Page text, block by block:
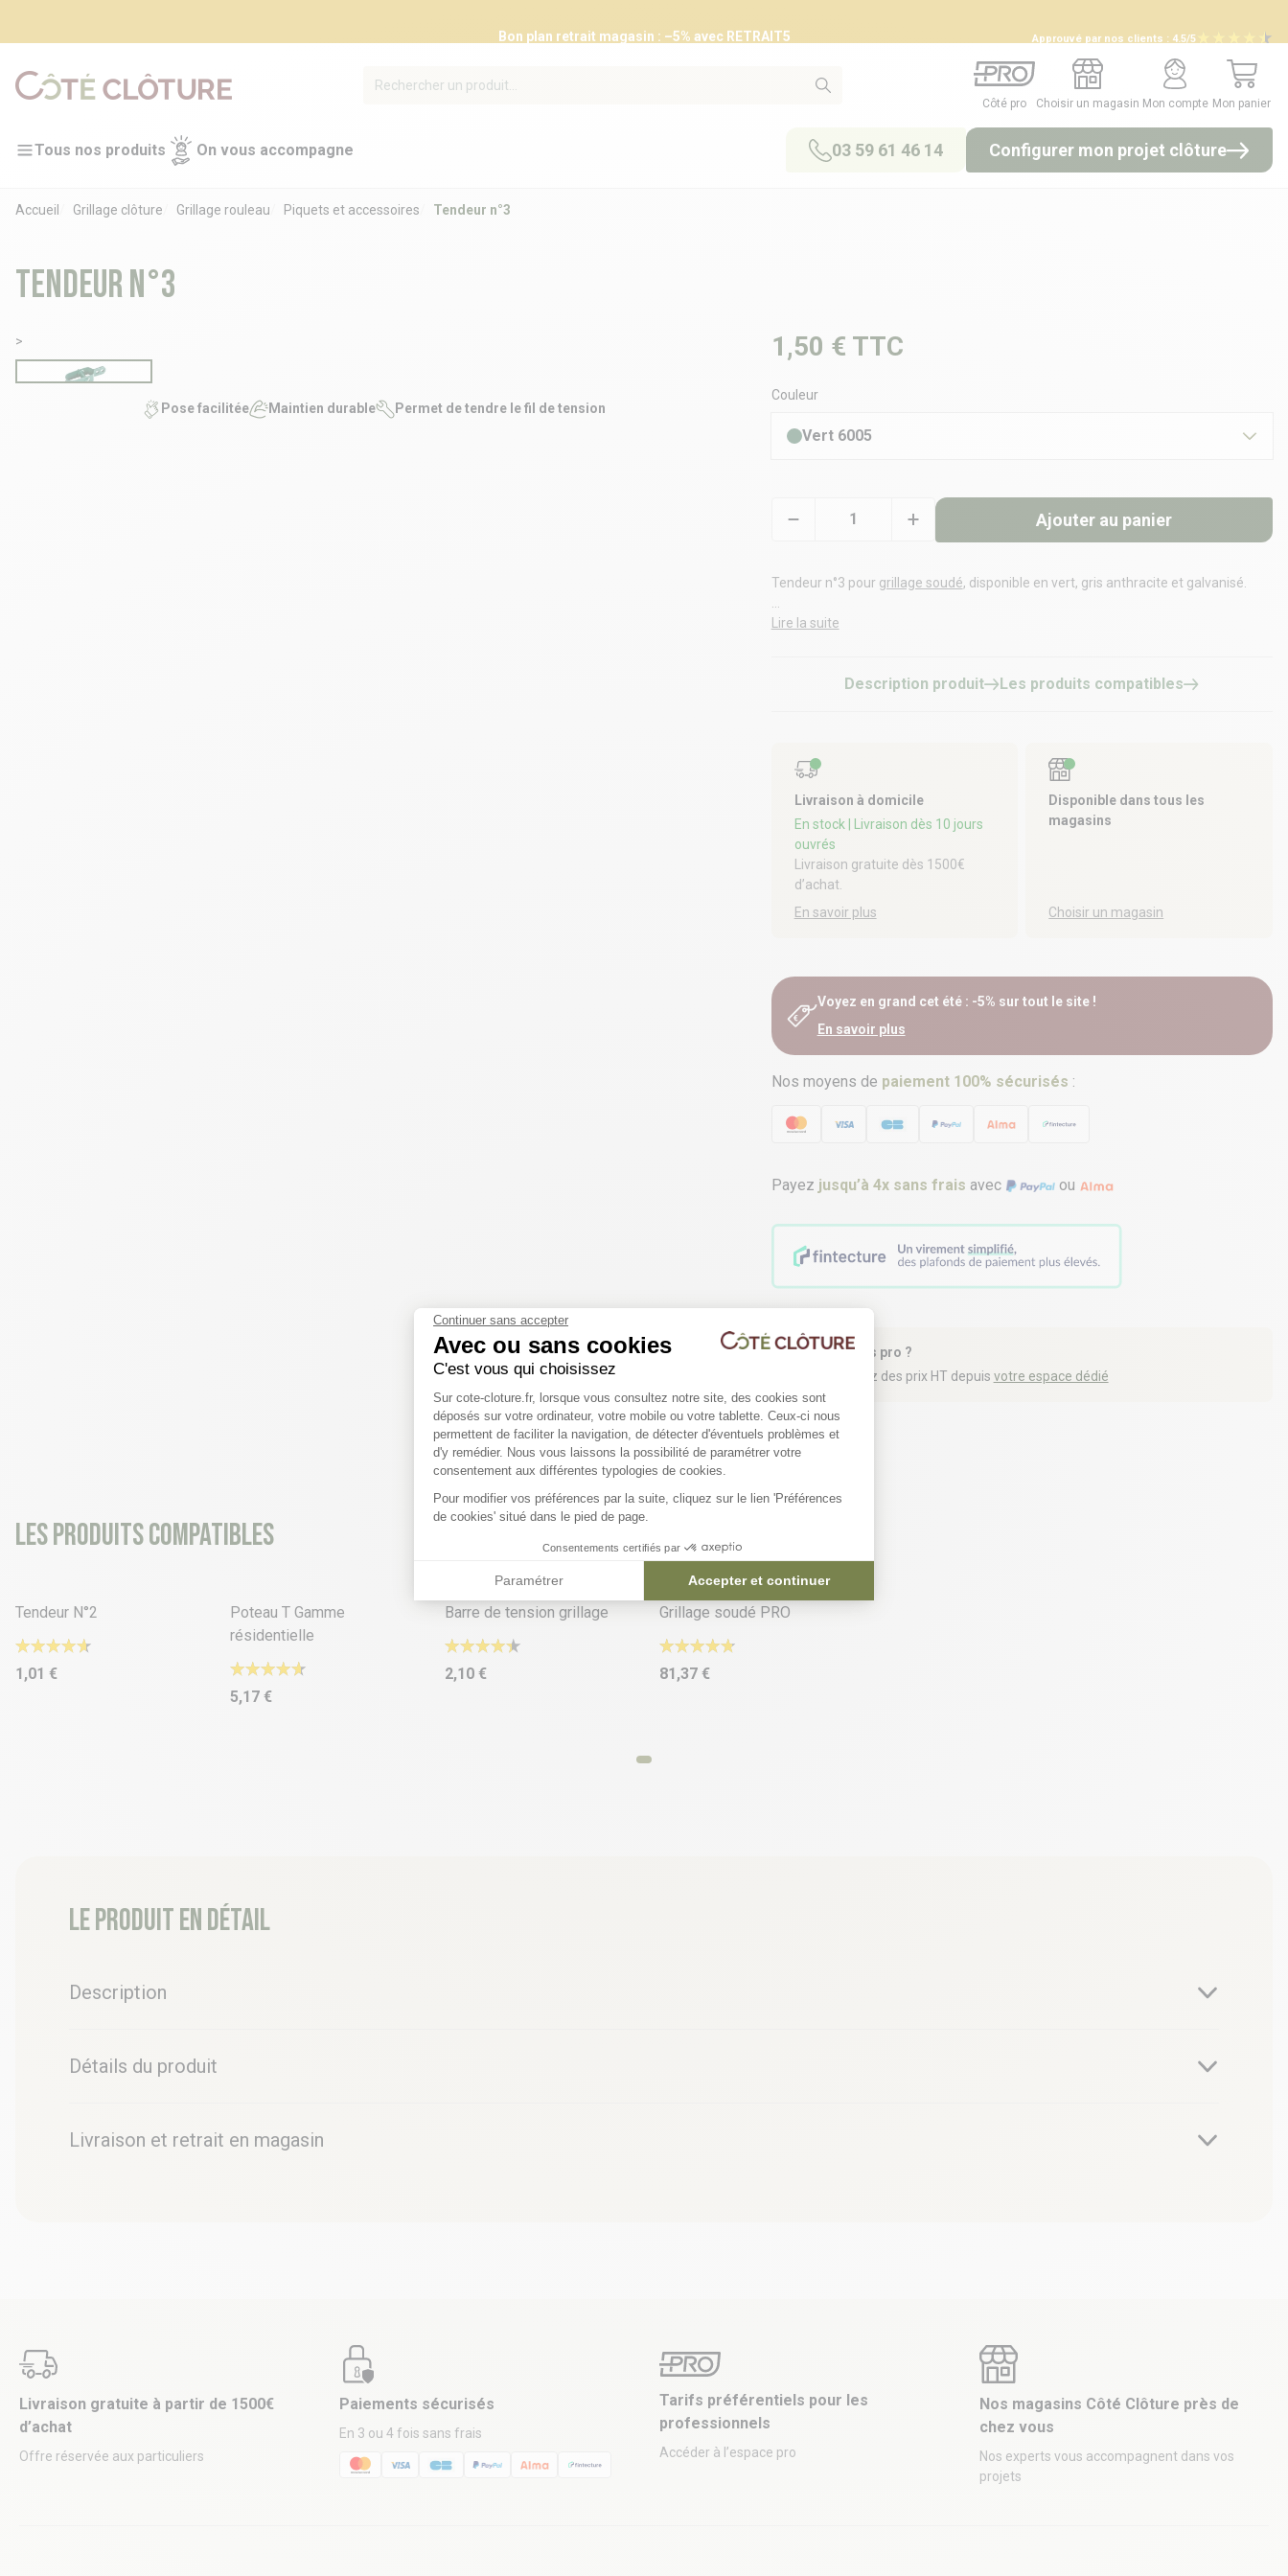
Côté pro
Côté pro
Choisir un magasin
Choisir un magasin
Mon compte
Mon compte
Mon panier
Mon panier
Tous nos produits On vous accompagne 03 59 61 46 14 Configurer mon projet clôture
Accueil Grillage clôture Grillage rouleau Piquets et accessoires Tendeur n°3
Tendeur n°3
>
Pose facilitée Maintien durable Permet de tendre le fil de tension
1,50 € TTC
Couleur
Vert 6005
Ajouter au panier
Tendeur n°3 pour grillage soudé, disponible en vert, gris anthracite et galvanisé.
Permet de tendre le fil de tension pour la pose de votre grillage en rouleau. Nous
Lire la suite
Description produit Les produits compatibles
Livraison à domicile
En stock
| Livraison dès 10 jours
ouvrés
Livraison gratuite dès 1500€
d’achat.
En savoir plus
Disponible dans tous les
magasins
Choisir un magasin
Voyez en grand cet été : -5% sur tout le site !
En savoir plus
Nos moyens de paiement 100% sécurisés :
Payez jusqu’à 4x sans frais avec ou
Vous êtes pro ?
Bénéficiez des prix HT depuis votre espace dédié
Les produits compatibles
Tendeur N°2
1,01 €
Poteau T Gamme
résidentielle
5,17 €
Barre de tension grillage
2,10 €
Grillage soudé PRO
81,37 €
Le produit en détail
Description
Détails du produit
Livraison et retrait en magasin
Livraison gratuite à partir de 1500€
d’achat
Offre réservée aux particuliers
Paiements sécurisés
En 3 ou 4 fois sans frais
Tarifs préférentiels pour les
professionnels
Accéder à l’espace pro
Nos magasins Côté Clôture près de
chez vous
Nos experts vous accompagnent dans vos
projets
Continuer sans accepter
Avec ou sans cookies
C'est vous qui choisissez
Plateforme de Gestion du Consentement : Personnalisez vos Options
Sur cote-cloture.fr, lorsque vous consultez notre site, des cookies sont
déposés sur votre ordinateur, votre mobile ou votre tablette. Ceux-ci nous
permettent de faciliter la navigation, de détecter d'éventuels problèmes et
d'y remédier. Nous vous laissons la possibilité de paramétrer votre
consentement aux différentes typologies de cookies.
Pour modifier vos préférences par la suite, cliquez sur le lien 'Préférences
de cookies' situé dans le pied de page.
Consentements certifiés par
Paramétrer Accepter et continuer
Axeptio consent